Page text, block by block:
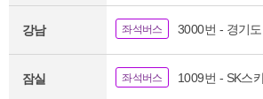
강남 좌석버스 3000번 - 경기
잠실 좌석버스 1009번 - SK스